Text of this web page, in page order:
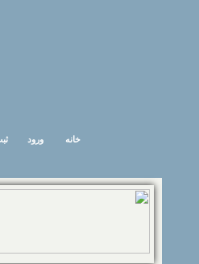
ورود خانه